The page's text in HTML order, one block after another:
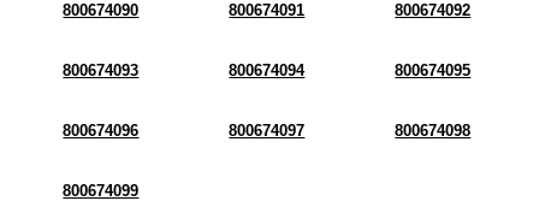
800674090 800674091 800674092
800674093 800674094 800674095
800674096 800674097 800674098
800674099